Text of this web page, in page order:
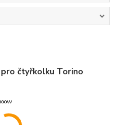
čtyřkolku Torino